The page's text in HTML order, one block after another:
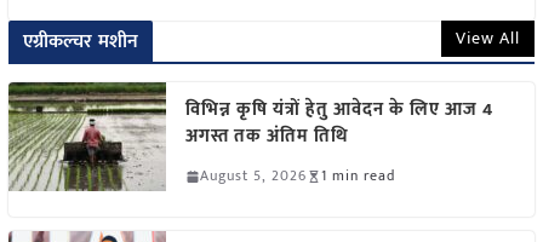
एग्रीकल्चर मशीन View All
विभिन्न कृषि यंत्रों हेतु आवेदन के लिए आज 4
अगस्त तक अंतिम तिथि
August 5, 2026 1 min read